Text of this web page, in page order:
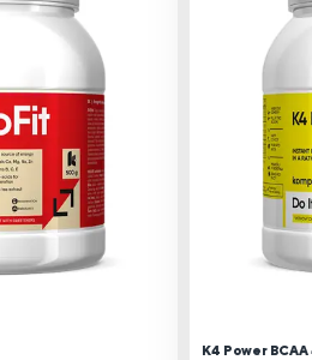
K4 Power